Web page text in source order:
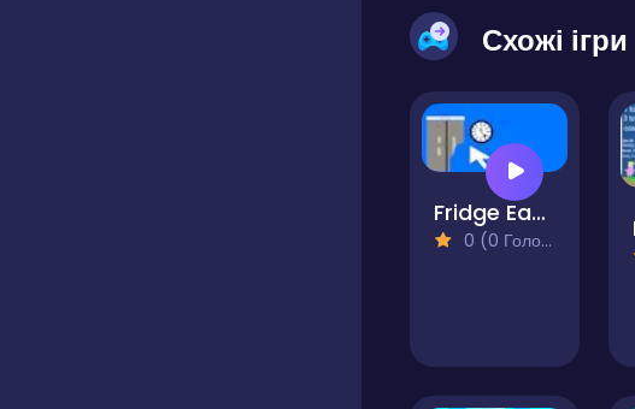
Схожі ігри
Fridge Eating Simulator
0 (0 Голосів)